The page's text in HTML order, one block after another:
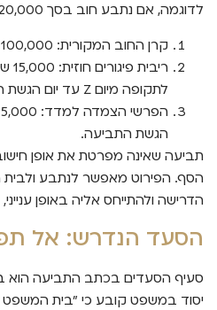
לדוגמה, אם נתבע חוב בסך 120,000 ש"ח, יש לפרט:
קרן החוב המקורית: 100,000 ש"ח, על פי הסכם מיום X.
לתקופה מיום Z עד יום הגשת התביעה.
הגשת התביעה.
תביעה שאינה מפרטת את אופן
הסף. הפירוט מאפשר לנתבע
הדרישה ולהתייחס אליה באופן ענייני,
הסעד הנדרש: אל
סעיף הסעדים בכתב התביעה הוא
יסוד במשפט קובע כי "בית